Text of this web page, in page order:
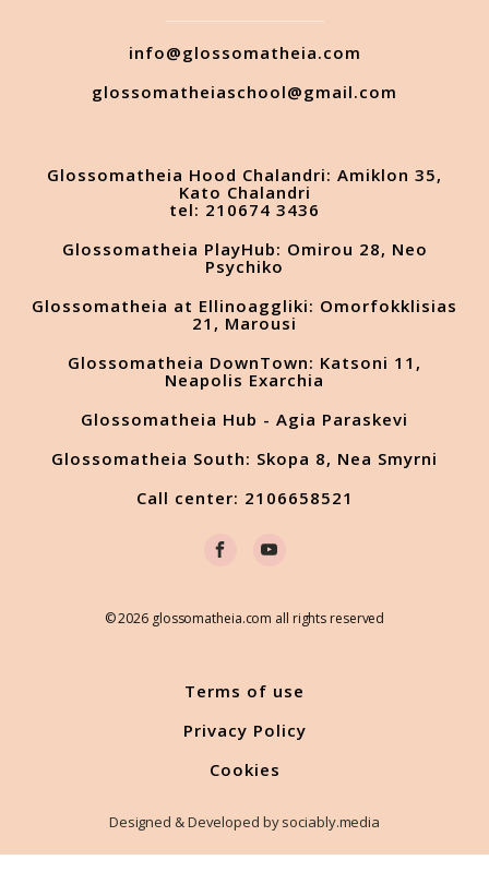
info@glossomatheia.com
glossomatheiaschool@gmail.com
Glossomatheia Hood Chalandri: Amiklon 35,
Kato Chalandri
tel: 210674 3436
Glossomatheia PlayHub: Omirou 28, Neo
Psychiko
Glossomatheia at Ellinoaggliki: Omorfokklisias
21, Marousi
Glossomatheia DownTown: Katsoni 11,
Neapolis Exarchia
Glossomatheia Hub - Agia Paraskevi
Glossomatheia South: Skopa 8, Nea Smyrni
Call center: 2106658521
© 2026 glossomatheia.com all rights reserved
Terms of use
Privacy Policy
Cookies
Designed & Developed by sociably.media